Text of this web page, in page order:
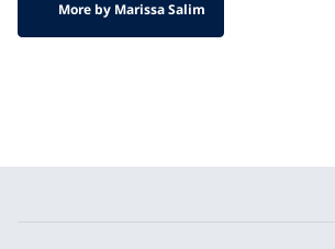
More by Marissa Salim